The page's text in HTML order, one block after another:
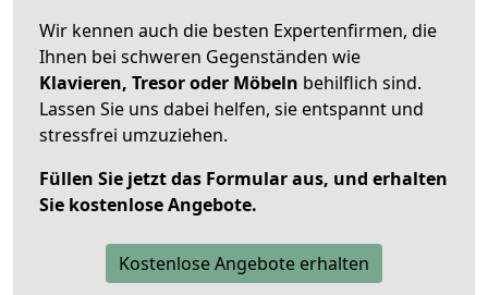
Wir kennen auch die besten Expertenfirmen, die
Ihnen bei schweren Gegenständen wie
Klavieren, Tresor oder Möbeln behilflich sind.
Lassen Sie uns dabei helfen, sie entspannt und
stressfrei umzuziehen.
Füllen Sie jetzt das Formular aus, und erhalten
Sie kostenlose Angebote.
Kostenlose Angebote erhalten